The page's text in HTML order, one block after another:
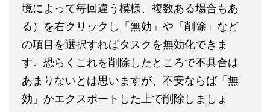
境によって毎回違う模様、複数ある場合もあ
る）を右クリックし「無効」や「削除」など
の項目を選択すればタスクを無効化できま
す。恐らくこれを削除したところで不具合は
あまりないとは思いますが、不安ならば「無
効」かエクスポートした上で削除しましょ